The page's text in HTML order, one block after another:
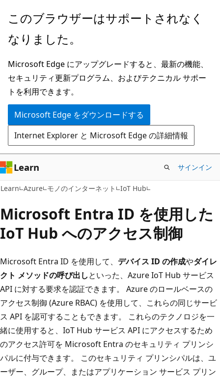
メ
ン
ン
テ
ン
ツ
に
ス
キ
ッ
プ
このブラウザーはサポートされなく
なりました。
Microsoft Edge にアップグレードすると、最新の機能、
セキュリティ更新プログラム、およびテクニカル サポー
トを利用できます。
Microsoft Edge をダウンロードする
Internet Explorer と Microsoft Edge の詳細情報
Learn サインイン
Learn Azure モノのインターネット IoT Hub
Microsoft Entra ID を使用した
IoT Hub へのアクセス制御
Microsoft Entra ID を使用して、 デバイス ID の作成やダイレ
クト メソッドの呼び出しといった、Azure IoT Hub サービス
API に対する要求を認証できます。 Azure のロールベースの
アクセス制御 (Azure RBAC) を使用して、これらの同じサービ
ス API を認可することもできます。 これらのテクノロジを一
緒に使用すると、IoT Hub サービス API にアクセスするため
のアクセス許可を Microsoft Entra のセキュリティ プリンシ
パルに付与できます。 このセキュリティ プリンシパルは、ユ
ーザー、グループ、またはアプリケーション サービス プリン